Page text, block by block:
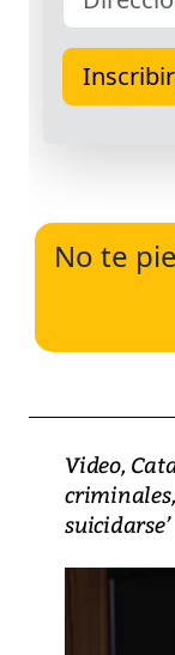
No te
Video,
suicidarse’